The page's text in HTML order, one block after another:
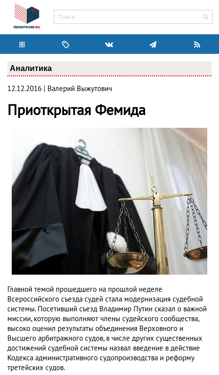
Аналитика
12.12.2016 | Валерий Выжутович
Приоткрытая Фемида
Главной темой прошедшего на прошлой неделе
Всероссийского съезда судей стала модернизация судебной
системы. Посетивший съезд Владимир Путин сказал о важной
миссии, которую выполняют члены судейского сообщества,
высоко оценил результаты объединения Верховного и
Высшего арбитражного судов, в числе других существенных
достижений судебной системы назвал введение в действие
Кодекса административного судопроизводства и реформу
третейских судов.